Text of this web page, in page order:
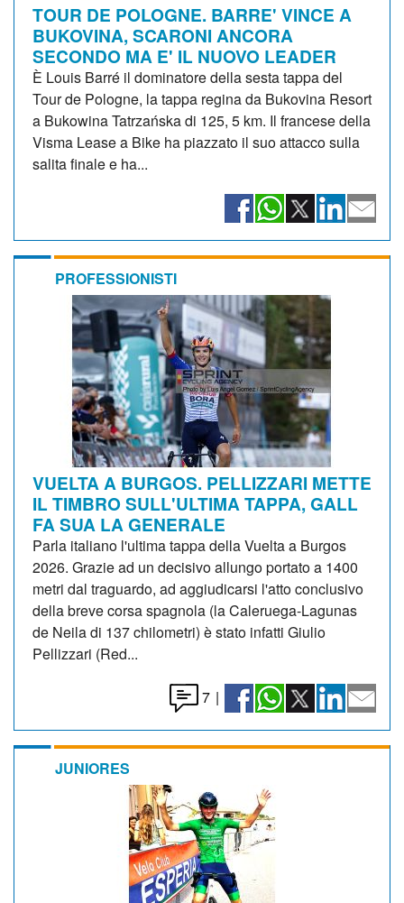
TOUR DE POLOGNE. BARRE' VINCE A
BUKOVINA, SCARONI ANCORA
SECONDO MA E' IL NUOVO LEADER
È Louis Barré il dominatore della sesta tappa del
Tour de Pologne, la tappa regina da Bukovina Resort
a Bukowina Tatrzańska di 125, 5 km. Il francese della
Visma Lease a Bike ha piazzato il suo attacco sulla
salita finale e ha...
PROFESSIONISTI
VUELTA A BURGOS. PELLIZZARI METTE
IL TIMBRO SULL'ULTIMA TAPPA, GALL
FA SUA LA GENERALE
Parla italiano l'ultima tappa della Vuelta a Burgos
2026. Grazie ad un decisivo allungo portato a 1400
metri dal traguardo, ad aggiudicarsi l'atto conclusivo
della breve corsa spagnola (la Caleruega-Lagunas
de Neila di 137 chilometri) è stato infatti Giulio
Pellizzari (Red...
7 |
JUNIORES